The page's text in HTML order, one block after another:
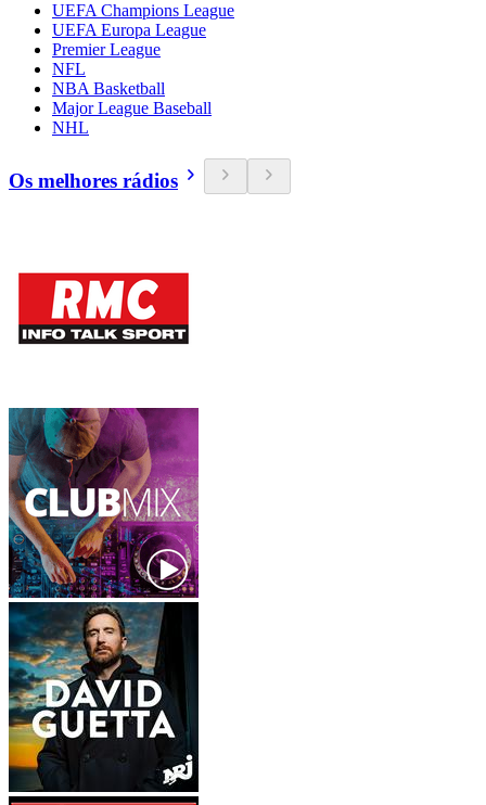
UEFA Champions League
UEFA Europa League
Premier League
NFL
NBA Basketball
Major League Baseball
NHL
Os melhores rádios